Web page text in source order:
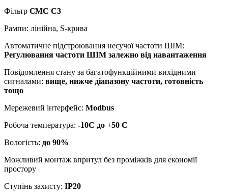
Фільтр ЄМС С3
Рампи: лінійна, S-крива
Автоматичне підстроювання несучої частоти ШІМ:
Регулювання частоти ШІМ залежно від навантаження
Повідомлення стану за багатофункційними вихідними
сигналами: вище, нижче діапазону частоти, готовність
тощо
Мережевий інтерфейс: Modbus
Робоча температура: -10С до +50 С
Вологість: до 90%
Можливий монтаж впритул без проміжків для економії
простору
Ступінь захисту: IP20